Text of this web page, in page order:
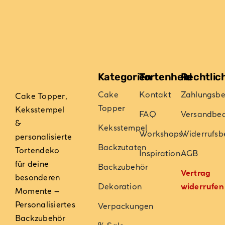
Cake Topper,
Keksstempel
&
personalisierte
Tortendeko
für deine
besonderen
Momente –
Personalisiertes
Backzubehör
Kategorien
Cake
Topper
Keksstempel
Backzutaten
Backzubehör
Dekoration
Verpackungen
Tortenheld
Kontakt
FAQ
Workshops
InspirationAGB
Vertrag
widerrufen